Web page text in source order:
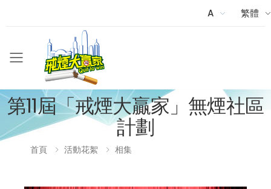
A 繁體
Menu
第11屆「戒煙大贏家」無煙社區
計劃
首頁 活動花絮 相集